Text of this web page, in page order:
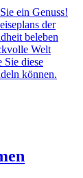
ein Genuss!
der
beleben
Welt
Sie diese
können.